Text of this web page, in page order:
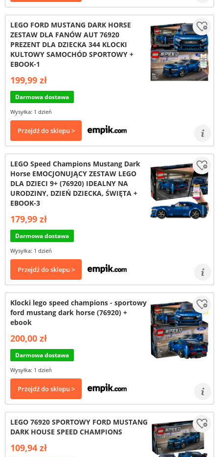
LEGO FORD MUSTANG DARK HORSE
ZESTAW DLA FANÓW AUT 76920
PREZENT DLA DZIECKA 344 KLOCKI
KULTOWY SAMOCHÓD SPORTOWY +
EBOOK-1
199,99 zł
Darmowa dostawa
Wysyłka: 1 dzień
Przejdź do sklepu >
LEGO Speed Champions Mustang Dark
Horse EMOCJONUJĄCY ZESTAW LEGO
DLA DZIECI 9+ (76920) IDEALNY NA
URODZINY, DZIEŃ DZIECKA, ŚWIĘTA +
EBOOK-3
179,99 zł
Darmowa dostawa
Wysyłka: 1 dzień
Przejdź do sklepu >
Klocki lego speed champions - sportowy
ford mustang dark horse (76920) +
ebook
200,00 zł
Darmowa dostawa
Wysyłka: 1 dzień
Przejdź do sklepu >
LEGO 76920 SPORTOWY FORD MUSTANG
DARK HOUSE SPEED CHAMPIONS
109,94 zł